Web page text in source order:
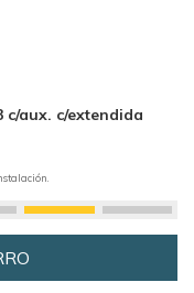
c/aux. c/extendida